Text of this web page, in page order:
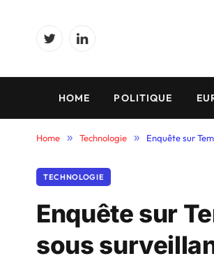
TwitterLinkedIn
HOME POLITIQUE
Home » Technologie » Enquête sur
TECHNOLOGIE
Enquête sur
sous